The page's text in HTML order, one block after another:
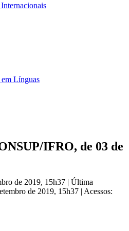
Línguas
IFRO, de 03 de
de 2019, 15h37 | Última
de 2019, 15h37 | Acessos: